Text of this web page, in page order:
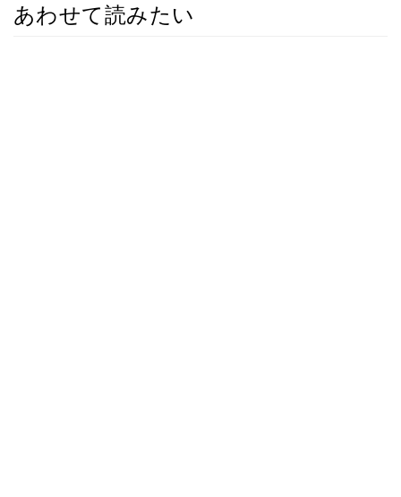
あわせて読みたい